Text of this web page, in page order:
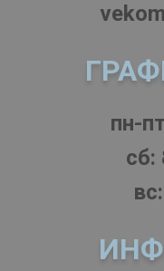
пн-
cб: